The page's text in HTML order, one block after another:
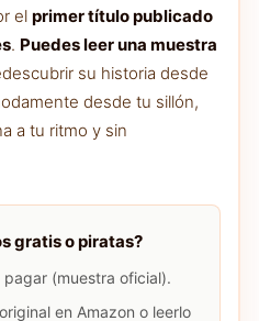
el primer título publicado
. Puedes leer una muestra
su historia desde
desde tu sillón,
a tu ritmo y sin
gratis o piratas?
(muestra oficial).
en Amazon o leerlo